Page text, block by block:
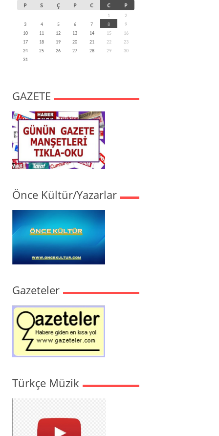
P S Ç P C C P
1
2
3
4 5 6 7 8
9
10
11 12 13 14 15
16
17
18 19 20 21 22
23
24
25 26 27 28 29
30
31
GAZETE
Önce Kültür/Yazarlar
Gazeteler
Türkçe Müzik